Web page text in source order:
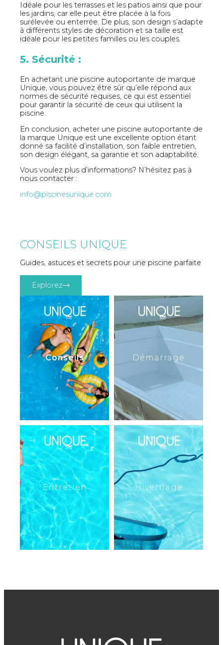
Idéale pour les terrasses et les patios ainsi que pour
les jardins, car elle peut être placée à la fois
surélevée ou enterrée. De plus, son design s’adapte
à différents styles de décoration et sa taille est
idéale pour les petites familles ou les couples.
5. Sécurité :
En achetant une piscine autoportante de marque
Unique, vous pouvez être sûr qu’elle répond aux
normes de sécurité requises, ce qui est essentiel
pour garantir la sécurité de ceux qui utilisent la
piscine.
En conclusion, acheter une piscine autoportante de
la marque Unique est une excellente option étant
donné sa facilité d’installation, son faible entretien,
son design élégant, sa garantie et son adaptabilité.
️Vous voulez plus d’informations? N’hésitez pas à
nous contacter :
info@piscinesunique.com
CONSEILS UNIQUE
Guides, astuces et secrets pour une piscine parfaite
Explorez
Conseils Démarrage
Entretien Hivernage